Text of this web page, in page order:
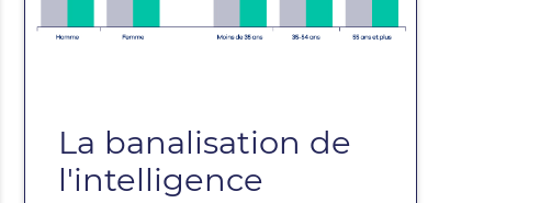
La banalisation de
l'intelligence